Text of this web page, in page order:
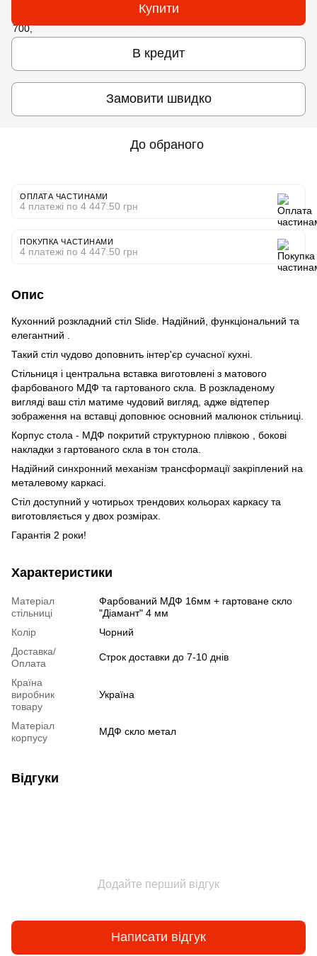
Купити
В кредит
Замовити швидко
До обраного
ОПЛАТА ЧАСТИНАМИ
4 платежі по 4 447.50 грн
ПОКУПКА ЧАСТИНАМИ
4 платежі по 4 447.50 грн
Опис
Кухонний розкладний стіл Slide. Надійний, функціональний та
елегантний .
Такий стіл чудово доповнить інтер'єр сучасної кухні.
Стільниця і центральна вставка виготовлені з матового
фарбованого МДФ та гартованого скла. В розкладеному
вигляді ваш стіл матиме чудовий вигляд, адже відтепер
зображення на вставці доповнює основний малюнок стільниці.
Корпус стола - МДФ покритий структурною плівкою , бокові
накладки з гартованого скла в тон стола.
Надійний cинхронний механізм трансформації закріплений на
металевому каркасі.
Стіл доступний у чотирьох трендових кольорах каркасу та
виготовляється у двох розмірах.
Гарантія 2 роки!
Характеристики
Матеріал
стільниці
Фарбований МДФ 16мм + гартоване скло
"Діамант" 4 мм
Колір
Чорний
Доставка/
Оплата
Строк доставки до 7-10 днів
Країна
виробник
товару
Україна
Матеріал
корпусу
МДФ скло метал
Відгуки
Додайте перший відгук
Написати відгук